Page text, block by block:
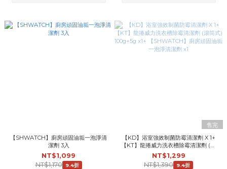
【SHWATCH】廚房頑固油垢一泡淨清
潔劑 3入
NT$1,099
NT$1,170
9.4折
售完
【KD】浴室強效制菌防霉清潔劑 X 1+
【KT】龍捲威力洗衣槽除霉清潔劑 (滾
筒式) 100g+5g x1+ 【SHWATCH】廚
房頑固油垢一泡淨清潔劑 x1
NT$1,299
NT$1,390
9.4折